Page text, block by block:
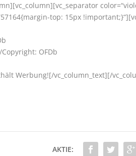
top: 15px
OFDb
Werbung![/vc_column_text][/
AKTIE: